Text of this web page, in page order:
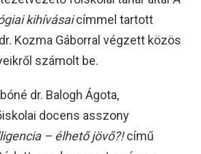
kihívásaicímmel tartott
Kozma Gáborral végzett közös
számolt be.
dr. Balogh Ágota,
docens asszony
– élhető jövő?!című